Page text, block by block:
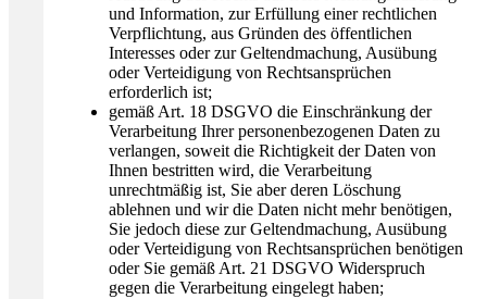
und Information, zur Erfüllung einer rechtlichen
Verpflichtung, aus Gründen des öffentlichen
Interesses oder zur Geltendmachung, Ausübung
oder Verteidigung von Rechtsansprüchen
erforderlich ist;
gemäß Art. 18 DSGVO die Einschränkung der
Verarbeitung Ihrer personenbezogenen Daten zu
verlangen, soweit die Richtigkeit der Daten von
Ihnen bestritten wird, die Verarbeitung
unrechtmäßig ist, Sie aber deren Löschung
ablehnen und wir die Daten nicht mehr benötigen,
Sie jedoch diese zur Geltendmachung, Ausübung
oder Verteidigung von Rechtsansprüchen benötigen
oder Sie gemäß Art. 21 DSGVO Widerspruch
gegen die Verarbeitung eingelegt haben;